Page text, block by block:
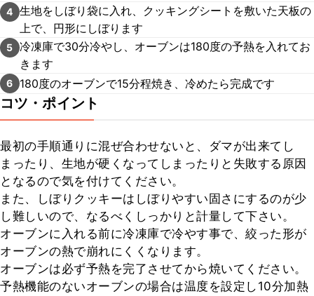
4 生地をしぼり袋に入れ、クッキングシートを敷いた天板の
上で、円形にしぼります
5 冷凍庫で30分冷やし、オーブンは180度の予熱を入れてお
きます
6 180度のオーブンで15分程焼き、冷めたら完成です
コツ・ポイント
最初の手順通りに混ぜ合わせないと、ダマが出来てし
まったり、生地が硬くなってしまったりと失敗する原因
となるので気を付けてください。
また、しぼりクッキーはしぼりやすい固さにするのが少
し難しいので、なるべくしっかりと計量して下さい。
オーブンに入れる前に冷凍庫で冷やす事で、絞った形が
オーブンの熱で崩れにくくなります。
オーブンは必ず予熱を完了させてから焼いてください。
予熱機能のないオーブンの場合は温度を設定し10分加熱